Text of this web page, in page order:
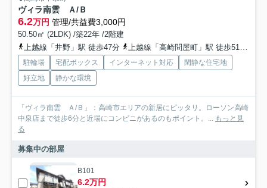
ヴィラ南雲 Ａ/Ｂ
6.2万円 管理/共益費3,000円
50.50㎡ (2LDK) /築22年 /2階建
上越線「井野」駅 徒歩47分
上越線「高崎問屋町」駅 徒歩51分
駐輪場 宅配ボックス インターネット対応
閑静な住宅地
好立地
静かな環境
「ヴィラ南雲 Ａ/Ｂ」：高崎市エリアの新居にピッタリ。ローソン高崎
中泉店まで徒歩6分と近場にコンビニがあるのもポイント。... もっと見
る
募集中の部屋
B101
6.2万円